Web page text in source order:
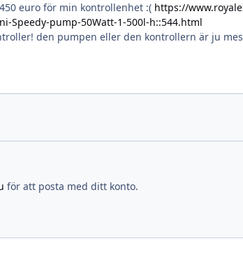
euro för min kontrollenhet :( https://
Speedy-pump-50Watt-1-500l-h::544.html
den pumpen eller den kontrollern är ju
för att posta med ditt konto.